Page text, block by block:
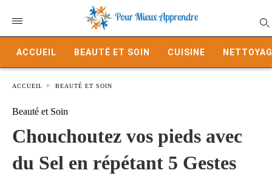
ACCUEIL BEAUTÉ ET SOIN CUISINE
ACCUEIL BEAUTÉ ET SOIN
Beauté et Soin
Chouchoutez vos pieds avec
du Sel en répétant 5 Gestes